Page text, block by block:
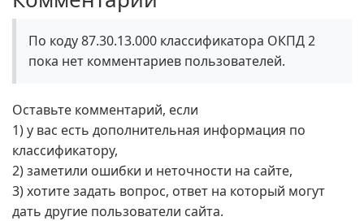
По коду 87.30.13.000 классификатора ОКПД 2
пока нет комментариев пользователей.
Оставьте комментарий, если
1) у вас есть дополнительная информация по
классификатору,
2) заметили ошибки и неточности на сайте,
3) хотите задать вопрос, ответ на который могут
дать другие пользователи сайта.